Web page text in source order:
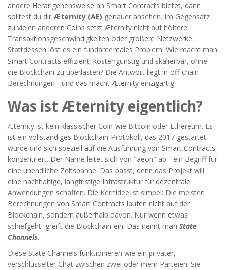
andere Herangehensweise an Smart Contracts bietet, dann
solltest du dir Æternity (AE) genauer ansehen. Im Gegensatz
zu vielen anderen Coins setzt Æternity nicht auf höhere
Transaktionsgeschwindigkeiten oder größere Netzwerke.
Stattdessen löst es ein fundamentales Problem: Wie macht man
Smart Contracts effizient, kostengünstig und skalierbar, ohne
die Blockchain zu überlasten? Die Antwort liegt in off-chain
Berechnungen - und das macht Æternity einzigartig.
Was ist Æternity eigentlich?
Æternity ist kein klassischer Coin wie Bitcoin oder Ethereum. Es
ist ein vollständiges Blockchain-Protokoll, das 2017 gestartet
wurde und sich speziell auf die Ausführung von Smart Contracts
konzentriert. Der Name leitet sich von "aeon" ab - ein Begriff für
eine unendliche Zeitspanne. Das passt, denn das Projekt will
eine nachhaltige, langfristige Infrastruktur für dezentrale
Anwendungen schaffen. Die Kernidee ist simpel: Die meisten
Berechnungen von Smart Contracts laufen nicht auf der
Blockchain, sondern außerhalb davon. Nur wenn etwas
schiefgeht, greift die Blockchain ein. Das nennt man State
Channels.
Diese State Channels funktionieren wie ein privater,
verschlüsselter Chat zwischen zwei oder mehr Parteien. Sie